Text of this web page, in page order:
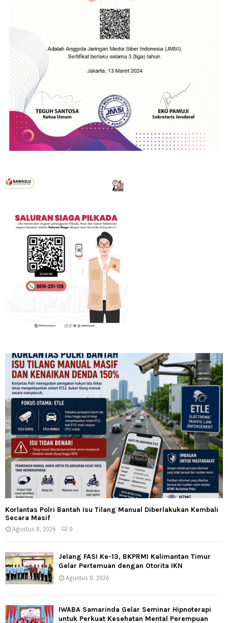
Korlantas Polri Bantah Isu Tilang Manual Diberlakukan Kembali
Secara Masif
Agustus 8, 2026 0
Jelang FASI Ke-13, BKPRMI Kalimantan Timur
Gelar Pertemuan dengan Otorita IKN
Agustus 8, 2026
IWABA Samarinda Gelar Seminar Hipnoterapi
untuk Perkuat Kesehatan Mental Perempuan